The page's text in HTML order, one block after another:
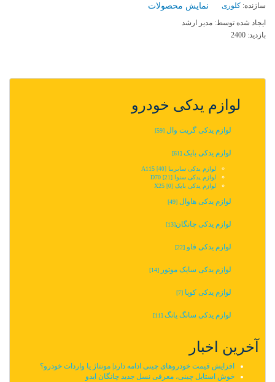
سازنده: کلوری نمایش محصولات
ایجاد شده توسط: مدیر ارشد
بازدید: 2400
لوازم یدکی خودرو
لوازم یدکی گریت وال [59]
لوازم یدکی بایک [61]
لوازم یدکی سابرینا A115 [40]
لوازم یدکی سنوا D70 [21]
لوازم یدکی بایک X25 [0]
لوازم یدکی هاوال [49]
لوازم یدکی چانگان‬‎[13]
لوازم یدکی فاو [22]
لوازم یدکی سایک موتور [14]
لوازم یدکی کوپا [7]
لوازم یدکی سانگ یانگ [11]
آخرین اخبار
افزایش قیمت خودروهای چینی ادامه دارد| مونتاژ یا واردات خودرو؟
خوش استایل چینی، معرفی نسل جدید چانگان ایدو